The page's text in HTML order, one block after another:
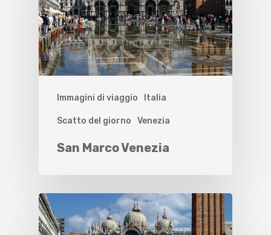
Immagini di viaggio Italia
Scatto del giorno Venezia
San Marco Venezia